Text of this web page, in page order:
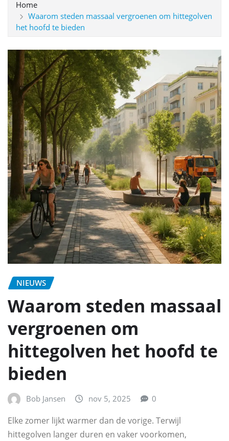
Home
Waarom steden massaal vergroenen om hittegolven
het hoofd te bieden
NIEUWS
Waarom steden massaal
vergroenen om
hittegolven het hoofd te
bieden
Bob Jansen nov 5, 2025 0
Elke zomer lijkt warmer dan de vorige. Terwijl
hittegolven langer duren en vaker voorkomen,